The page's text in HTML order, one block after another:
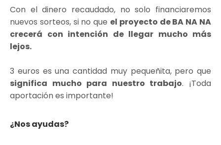
Con el dinero recaudado, no solo financiaremos
nuevos sorteos, si no que el proyecto de BA NA NA
crecerá con intención de llegar mucho más
lejos.
3 euros es una cantidad muy pequeñita, pero que
significa mucho para nuestro trabajo. ¡Toda
aportación es importante!
¿Nos ayudas?